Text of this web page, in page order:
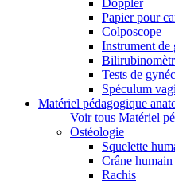
Doppler
Papier pour
Colposcope
Instrument de
Tests de
Spéculum
Matériel pédagogique
Voir tous Matériel
Ostéologie
Squelette
Crâne
Rachis